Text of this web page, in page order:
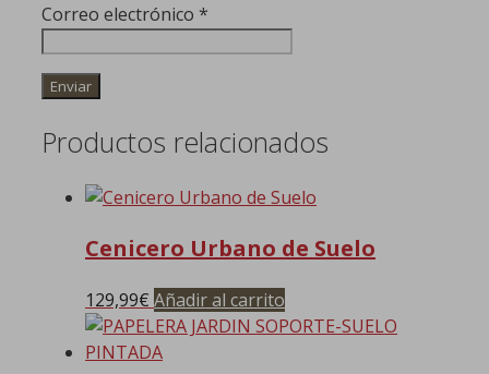
Correo electrónico *
Productos relacionados
Cenicero Urbano de Suelo
129,99€ Añadir al carrito